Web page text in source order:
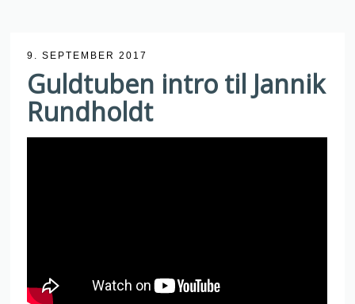
9. SEPTEMBER 2017
Guldtuben intro til Jannik
Rundholdt